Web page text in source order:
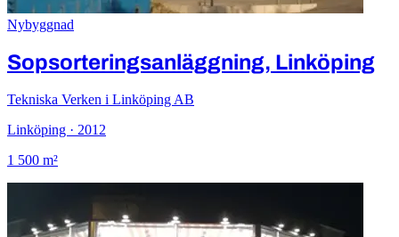
Nybyggnad
Sopsorteringsanläggning, Linköping
Tekniska Verken i Linköping AB
Linköping · 2012
1 500 m²